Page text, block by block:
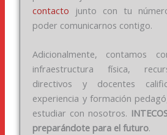
contacto junto con tu
poder comunicarnos contigo.
Adicionalmente, contamos
infraestructura física,
directivos y docentes
experiencia y formación
estudiar con nosotros.
preparándote para el futuro.